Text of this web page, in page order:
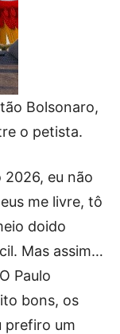
Bolsonaro,
o petista.
2026, eu não
me livre, tô
doido
Mas assim…
Paulo
bons, os
prefiro um